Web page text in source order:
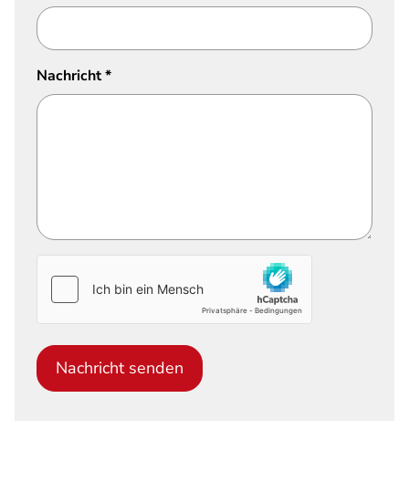
Nachricht*
Nachricht senden